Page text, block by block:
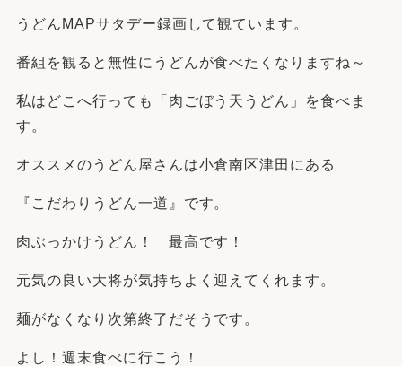
うどんMAPサタデー録画して観ています。
番組を観ると無性にうどんが食べたくなりますね～
私はどこへ行っても「肉ごぼう天うどん」を食べま
す。
オススメのうどん屋さんは小倉南区津田にある
『こだわりうどん一道』です。
肉ぶっかけうどん！ 最高です！
元気の良い大将が気持ちよく迎えてくれます。
麺がなくなり次第終了だそうです。
よし！週末食べに行こう！